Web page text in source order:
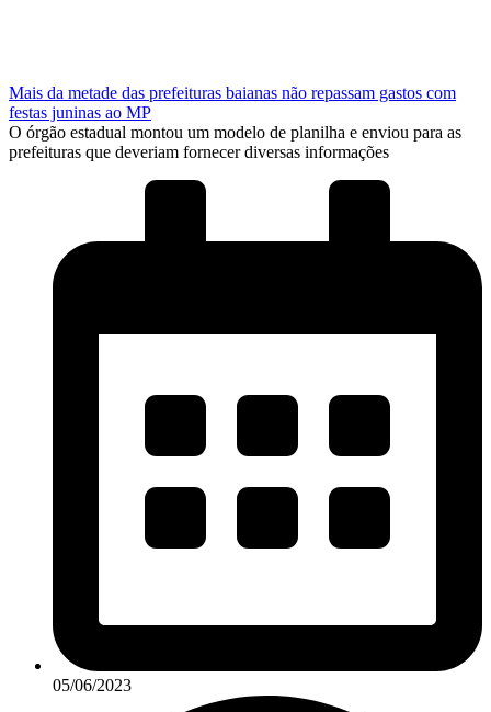
Mais da metade das prefeituras baianas não repassam gastos com
festas juninas ao MP
O órgão estadual montou um modelo de planilha e enviou para as
prefeituras que deveriam fornecer diversas informações
05/06/2023